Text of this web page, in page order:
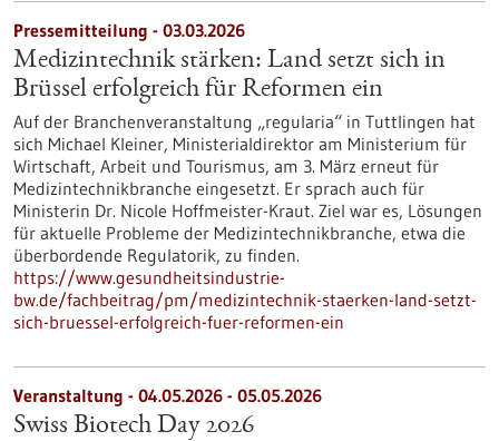
Pressemitteilung - 03.03.2026
Medizintechnik stärken: Land setzt sich in
Brüssel erfolgreich für Reformen ein
Auf der Branchenveranstaltung „regularia“ in Tuttlingen hat
sich Michael Kleiner, Ministerialdirektor am Ministerium für
Wirtschaft, Arbeit und Tourismus, am 3. März erneut für
Medizintechnikbranche eingesetzt. Er sprach auch für
Ministerin Dr. Nicole Hoffmeister-Kraut. Ziel war es, Lösungen
für aktuelle Probleme der Medizintechnikbranche, etwa die
überbordende Regulatorik, zu finden.
https://www.gesundheitsindustrie-
bw.de/fachbeitrag/pm/medizintechnik-staerken-land-setzt-
sich-bruessel-erfolgreich-fuer-reformen-ein
Veranstaltung - 04.05.2026 - 05.05.2026
Swiss Biotech Day 2026